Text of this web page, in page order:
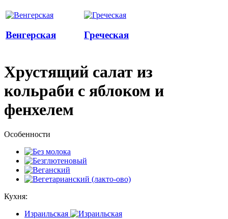
Венгерская Греческая
Хрустящий салат из
кольраби с яблоком и
фенхелем
Особенности
Кухня:
Израильская